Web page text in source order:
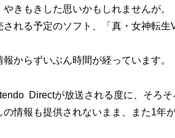
きもきした思いかもしれませんが。
れる予定のソフト、「真・女神転生V
からずいぶん時間が経っています。
Directが放送される度に、そろ
情報も提供されないまま、また1年